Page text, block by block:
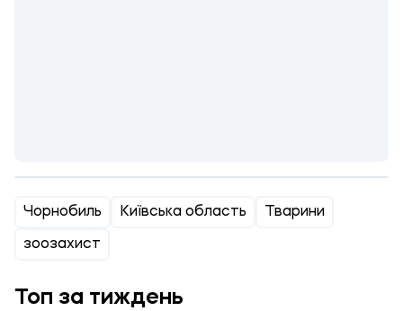
Чорнобиль Київська область Тварини
зоозахист
Топ за тиждень